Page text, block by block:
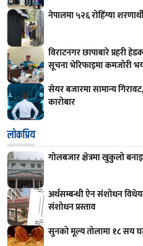
नेपालमा ५२६ रोहिंग्या
विराटनगर छापाबारे प्रहरी
सूचना भेरिफाइमा कमजोरी
सेयर बजारमा सामान्य
कारोबार
लाेकप्रिय
गोलबजार क्षेत्रमा खुकुलो
अर्थसम्बन्धी ऐन संशोधन
संशोधन प्रस्ताव
सुनको मूल्य तोलामा १८ सय